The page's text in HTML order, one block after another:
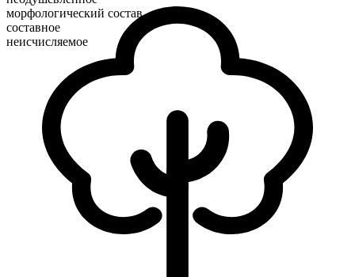
морфологический состав
составное
неисчисляемое